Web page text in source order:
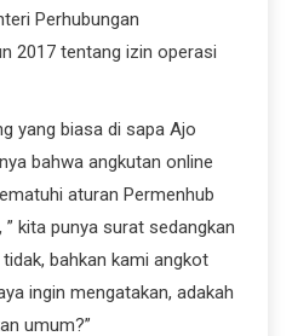
Perhubungan
2017 tentang izin operasi
yang biasa di sapa Ajo
bahwa angkutan online
aturan Permenhub
kita punya surat sedangkan
bahkan kami angkot
ingin mengatakan, adakah
umum?”